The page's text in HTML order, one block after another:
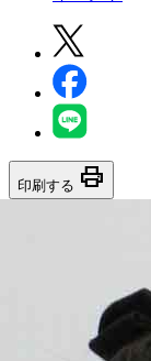
印刷する print